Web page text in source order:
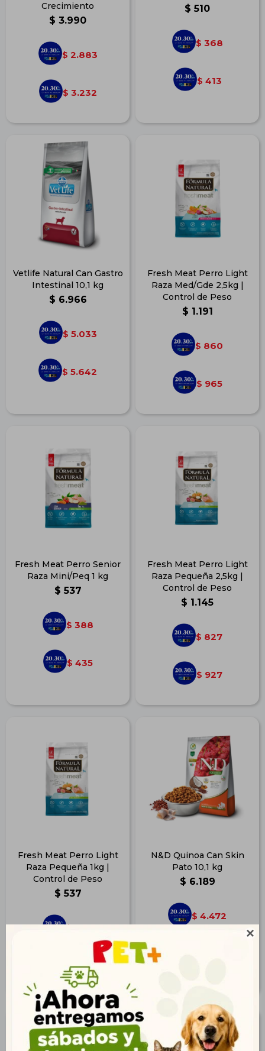

Crecimiento
$ 3.990
$ 2.883
$ 3.232
$ 510
$ 368
$ 413
Vetlife Natural Can Gastro
Intestinal 10,1 kg
$ 6.966
$ 5.033
$ 5.642
Fresh Meat Perro Light
Raza Med/Gde 2,5kg |
Control de Peso
$ 1.191
$ 860
$ 965
Fresh Meat Perro Senior
Raza Mini/Peq 1 kg
$ 537
$ 388
$ 435
Fresh Meat Perro Light
Raza Pequeña 2,5kg |
Control de Peso
$ 1.145
$ 827
$ 927
Fresh Meat Perro Light
Raza Pequeña 1kg |
Control de Peso
$ 537
$ 388
$ 435
N&D Quinoa Can Skin
Pato 10,1 kg
$ 6.189
$ 4.472